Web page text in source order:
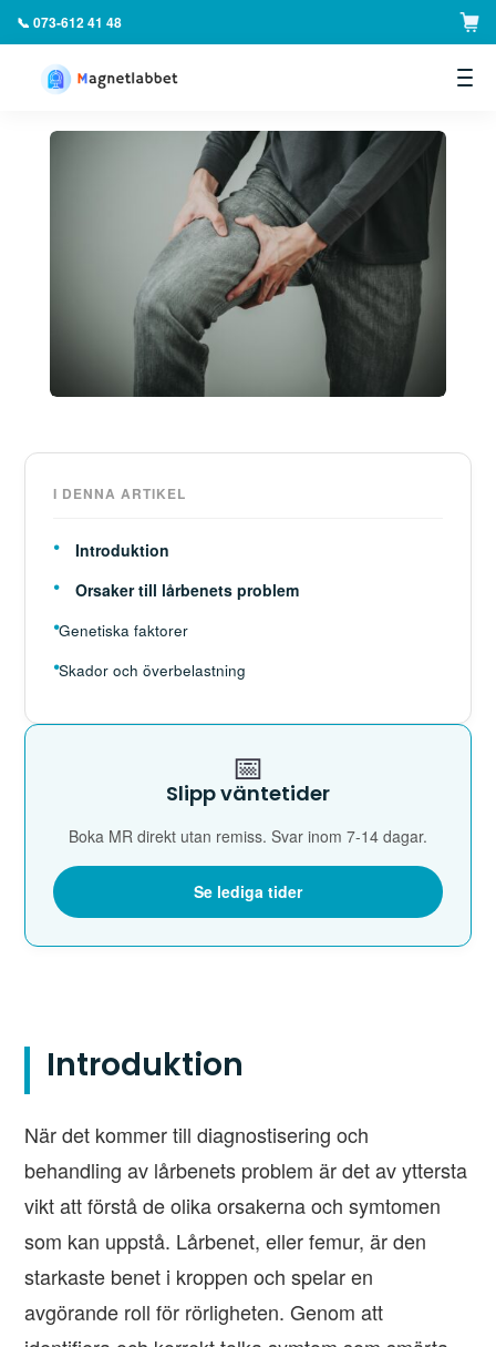
📞 073-612 41 48
Introduktion
När det kommer till diagnostisering och
behandling av lårbenets problem är det av yttersta
vikt att förstå de olika orsakerna och symtomen
som kan uppstå. Lårbenet, eller femur, är den
starkaste benet i kroppen och spelar en
avgörande roll för rörligheten. Genom att
I DENNA ARTIKEL
Introduktion
Orsaker till lårbenets problem
Genetiska faktorer
Skador och överbelastning
📅
Slipp väntetider
Boka MR direkt utan remiss. Svar inom 7-14 dagar.
Se lediga tider